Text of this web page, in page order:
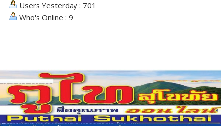
Users Yesterday : 701
Who's Online : 9